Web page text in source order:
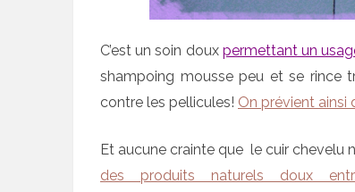
C’est un soin doux permettant un
shampoing mousse peu et se rince
contre les pellicules! On prévient ainsi
Et aucune crainte que le cuir chevelu
des produits naturels doux